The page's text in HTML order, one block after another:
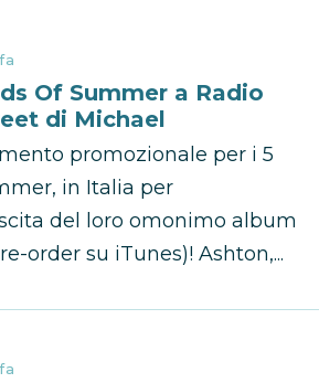
Of Summer a Radio
di Michael
promozionale per i 5
in Italia per
del loro omonimo album
order su iTunes)! Ashton,...